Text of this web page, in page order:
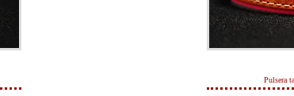
Pulsera